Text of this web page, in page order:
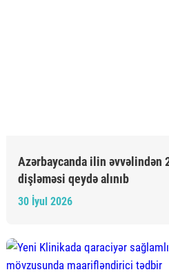
Azərbaycanda ilin əvvəlindən
dişləməsi qeydə alınıb
30 İyul 2026